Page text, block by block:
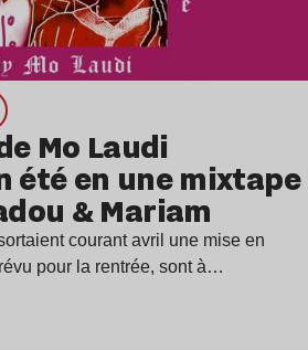
Mo Laudi
été en une mixtape
& Mariam
courant avril une mise en
pour la rentrée, sont à…